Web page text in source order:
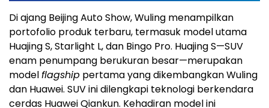
Di ajang Beijing Auto Show, Wuling menampilkan
portofolio produk terbaru, termasuk model utama
Huajing S, Starlight L, dan Bingo Pro. Huajing S—SUV
enam penumpang berukuran besar—merupakan
modelflagship pertama yang dikembangkan Wuling
dan Huawei. SUV ini dilengkapi teknologi berkendara
cerdas Huawei Qiankun. Kehadiran model ini